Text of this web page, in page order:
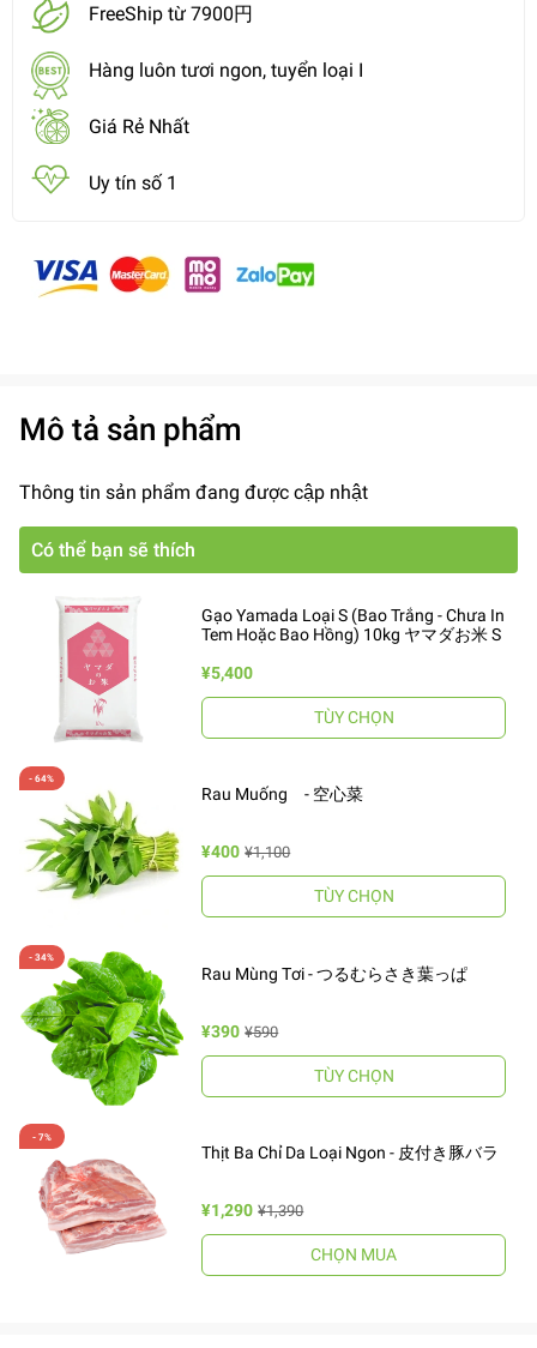
FreeShip từ 7900円
Hàng luôn tươi ngon, tuyển loại I
Giá Rẻ Nhất
Uy tín số 1
Mô tả sản phẩm
Thông tin sản phẩm đang được cập nhật
Có thể bạn sẽ thích
Gạo Yamada Loại S (Bao Trắng - Chưa In
Tem Hoặc Bao Hồng) 10kg ヤマダお米 S
¥5,400
TÙY CHỌN
Rau Muống - 空心菜
¥400 ¥1,100
TÙY CHỌN
Rau Mùng Tơi - つるむらさき葉っぱ
¥390 ¥590
TÙY CHỌN
Thịt Ba Chỉ Da Loại Ngon - 皮付き豚バラ
¥1,290 ¥1,390
CHỌN MUA